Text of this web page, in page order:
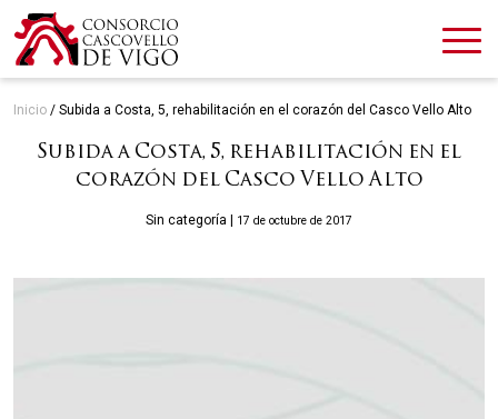
Inicio / Subida a Costa, 5, rehabilitación en el corazón del Casco Vello Alto
Subida a Costa, 5, rehabilitación en el
corazón del Casco Vello Alto
Categories
Sin categoría 17 de octubre de 2017